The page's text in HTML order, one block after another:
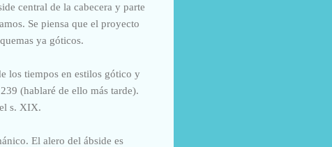
central de la cabecera y parte
Se piensa que el proyecto
ya góticos.
los tiempos en estilos gótico y
(hablaré de ello más tarde).
s. XIX.
El alero del ábside es